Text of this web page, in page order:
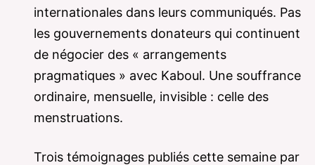
internationales dans leurs communiqués. Pas
les gouvernements donateurs qui continuent
de négocier des « arrangements
pragmatiques » avec Kaboul. Une souffrance
ordinaire, mensuelle, invisible : celle des
menstruations.
Trois témoignages publiés cette semaine par